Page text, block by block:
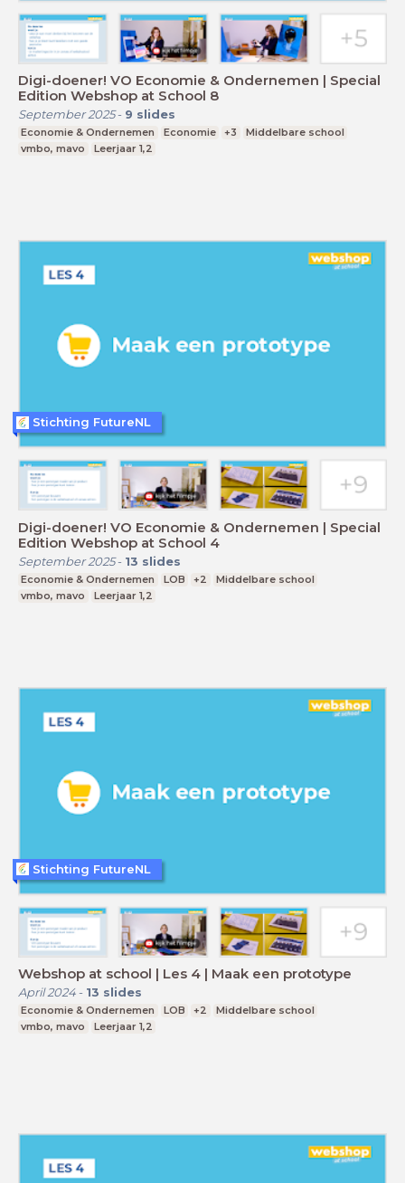
Digi-doener! VO Economie & Ondernemen | Special
Edition Webshop at School 8
September 2025- 9 slides
Economie & Ondernemen Economie +3
Middelbare school
vmbo, mavo
Leerjaar 1,2
Digi-doener! VO Economie & Ondernemen | Special
Edition Webshop at School 4
September 2025- 13 slides
Economie & Ondernemen LOB +2
Middelbare school
vmbo, mavo
Leerjaar 1,2
Stichting FutureNL
Webshop at school | Les 4 | Maak een prototype
April 2024- 13 slides
Economie & Ondernemen LOB +2
Middelbare school
vmbo, mavo
Leerjaar 1,2
Stichting FutureNL